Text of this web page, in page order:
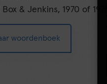
& Jenkins, 1970 of
woordenboek